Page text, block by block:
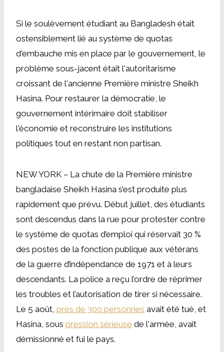
Si le soulèvement étudiant au Bangladesh était
ostensiblement lié au système de quotas
d'embauche mis en place par le gouvernement, le
problème sous-jacent était l'autoritarisme
croissant de l'ancienne Première ministre Sheikh
Hasina. Pour restaurer la démocratie, le
gouvernement intérimaire doit stabiliser
l'économie et reconstruire les institutions
politiques tout en restant non partisan.
NEW YORK – La chute de la Première ministre
bangladaise Sheikh Hasina s’est produite plus
rapidement que prévu. Début juillet, des étudiants
sont descendus dans la rue pour protester contre
le système de quotas d’emploi qui réservait 30 %
des postes de la fonction publique aux vétérans
de la guerre d’indépendance de 1971 et à leurs
descendants. La police a reçu l’ordre de réprimer
les troubles et l’autorisation de tirer si nécessaire.
Le 5 août, près de 300 personnes avait été tué, et
Hasina, sous pression sérieuse de l'armée, avait
démissionné et fui le pays.